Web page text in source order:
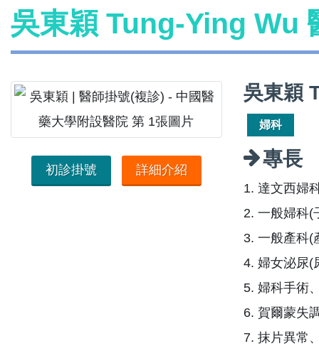
吳東穎 Tung-Ying Wu
初診掛號 詳細介紹
吳東穎
婦科
專長
1. 達文西婦
2. 一般婦科(
3. 一般產科(
4. 婦女泌尿(
5. 婦科手術
6. 賀爾蒙失
7. 抹片異常